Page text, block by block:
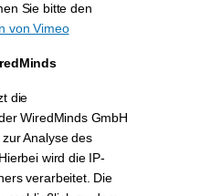
Sie bitte den
von Vimeo
die
WiredMinds GmbH
Analyse des
wird die IP-
verarbeitet. Die